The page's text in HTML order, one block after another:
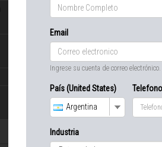
Email
Ingrese su cuenta de correo electrónico.
País (United States)
Argentina
Telefono
Industria